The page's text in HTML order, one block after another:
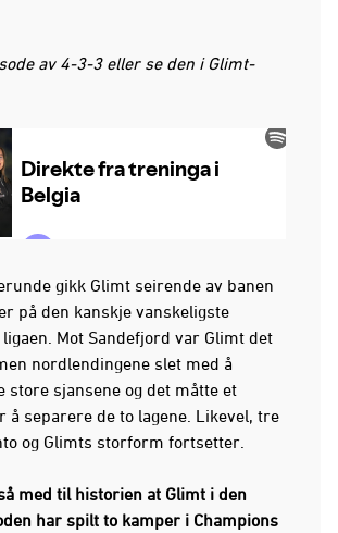
av 4-3-3 eller se den i Glimt-
gikk Glimt seirende av banen
på den kanskje vanskeligste
Mot Sandefjord var Glimt det
nordlendingene slet med å
store sjansene og det måtte et
å separere de to lagene. Likevel, tre
og Glimts storform fortsetter.
med til historien at Glimt i den
har spilt to kamper i Champions